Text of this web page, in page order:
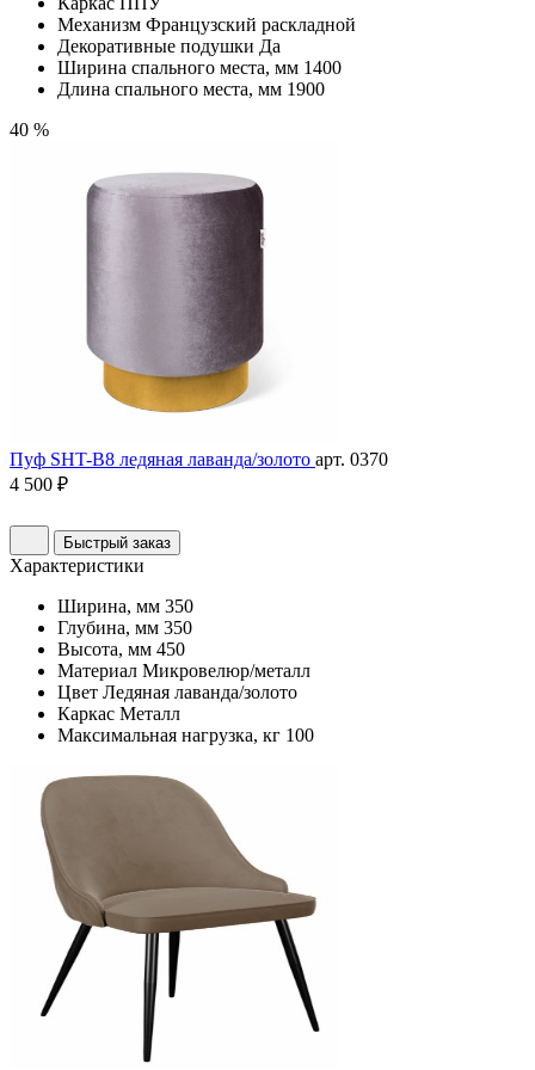
Механизм Французский раскладной
Декоративные подушки Да
Ширина спального места, мм 1400
Длина спального места, мм 1900
40 %
Пуф SHT-B8 ледяная лаванда/золото арт. 0370
4 500 ₽
Быстрый заказ
Характеристики
Ширина, мм 350
Глубина, мм 350
Высота, мм 450
Материал Микровелюр/металл
Цвет Ледяная лаванда/золото
Каркас Металл
Максимальная нагрузка, кг 100